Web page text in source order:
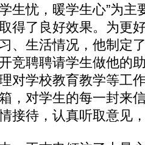
生忧，暖学生心”为主
得了良好效果。为更
、生活情况，他制定
竞聘聘请学生做他的
对学校教育教学等工
，对学生的每一封来
接待，认真听取意见